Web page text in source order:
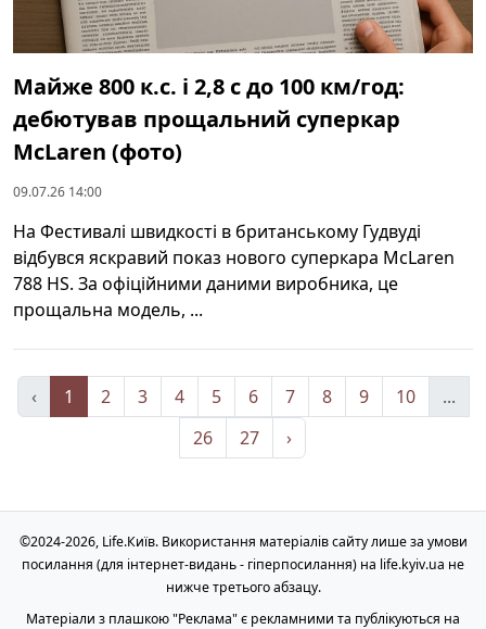
Майже 800 к.с. і 2,8 с до 100 км/год:
дебютував прощальний суперкар
McLaren (фото)
09.07.26 14:00
На Фестивалі швидкості в британському Гудвуді
відбувся яскравий показ нового суперкара McLaren
788 HS. За офіційними даними виробника, це
прощальна модель, ...
‹ 1 2 3 4 5 6 7 8 9 10
...
26
27 ›
©2024-2026, Life.Київ. Використання матеріалів сайту лише за умови
посилання (для інтернет-видань - гіперпосилання) на life.kyiv.ua не
нижче третього абзацу.
Матеріали з плашкою "Реклама" є рекламними та публікуються на